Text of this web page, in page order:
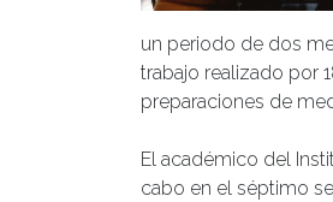
un periodo de dos
trabajo realizado por
preparaciones de
El académico del
cabo en el séptimo